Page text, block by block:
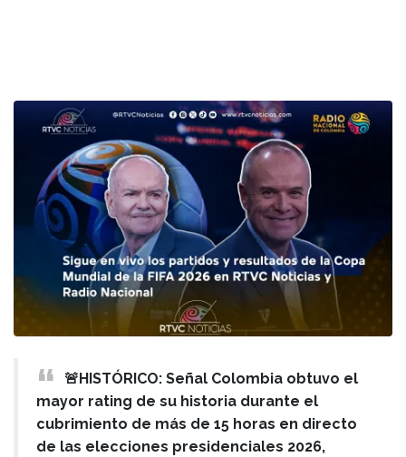
🚨HISTÓRICO: Señal Colombia obtuvo el
mayor rating de su historia durante el
cubrimiento de más de 15 horas en directo
de las elecciones presidenciales 2026,